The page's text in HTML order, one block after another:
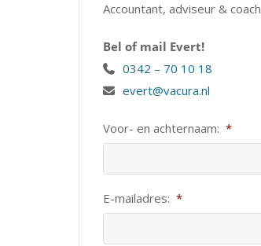
Accountant, adviseur & coach
Bel of mail Evert!
0342 – 70 10 18
evert@vacura.nl
Voor- en achternaam: *
E-mailadres: *